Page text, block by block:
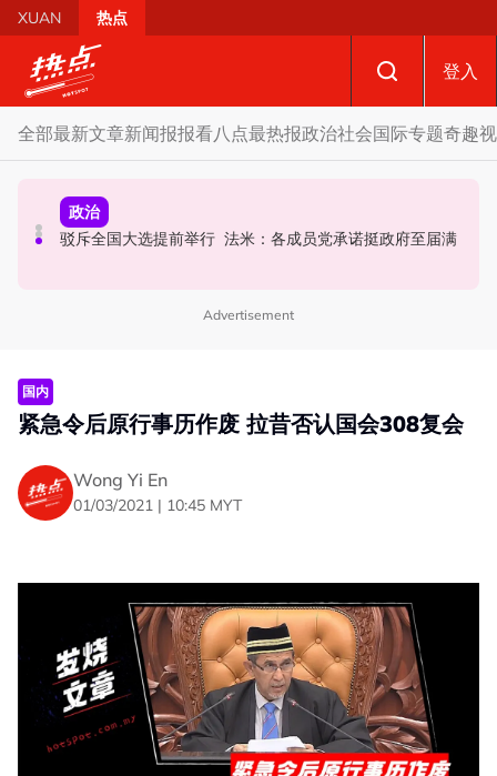
Skip to main content
XUAN 热点
登入
全部最新文章新闻报报看八点最热报政治社会国际专题奇趣
政治
要求安华解释为何冻结MyKHAS权限 5蓝眼议员: 改革不是
政治
驳斥全国大选提前举行 法米：各成员党承诺挺政府至届满
国际
AI电影沦“反面教材”？ 狮城本土电影公司国庆献礼掀网民
Advertisement
国内
紧急令后原行事历作废 拉昔否认国会308复会
Wong Yi En
01/03/2021 | 10:45 MYT